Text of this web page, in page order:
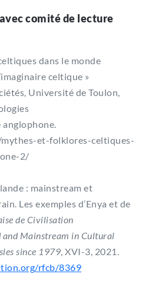
comité de lecture
dans le monde
celtique »
Université de Toulon,
anglophone.
et-folklores-celtiques-
2/
: mainstream et
Les exemples d’Enya et de
de Civilisation
Mainstream in Cultural
since 1979, XVI-3, 2021.
rfcb/8369